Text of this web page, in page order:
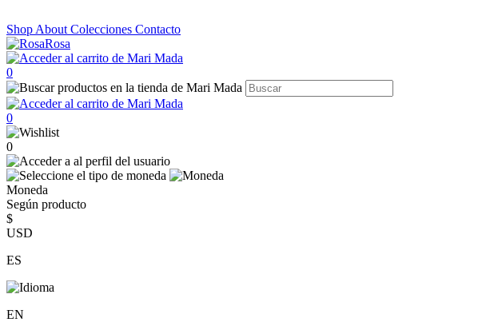
Shop About Colecciones Contacto
0
0
0
Moneda
Según producto
$
USD
ES
EN